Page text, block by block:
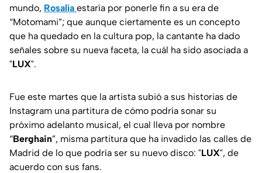
mundo, Rosalía estaría por ponerle fin a su era de
“Motomami”; que aunque ciertamente es un concepto
que ha quedado en la cultura pop, la cantante ha dado
señales sobre su nueva faceta, la cuál ha sido asociada a
"LUX".
Fue este martes que la artista subió a sus historias de
Instagram una partitura de cómo podría sonar su
próximo adelanto musical, el cual lleva por nombre
“Berghain”, misma partitura que ha invadido las calles de
Madrid de lo que podría ser su nuevo disco: "LUX", de
acuerdo con sus fans.